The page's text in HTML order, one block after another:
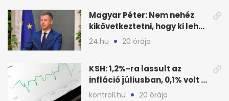
Magyar Péter: Nem nehéz
kikövetkeztetni, hogy ki lehet
a három jelölt
24.hu 20 órája
KSH: 1,2%-ra lassult az
infláció júliusban, 0,1% volt a
havi áresés
kontroll.hu 20 órája